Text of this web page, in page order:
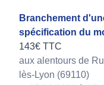
Branchement
spécification du
143€ TTC
aux alentours de
lès-Lyon (69110)